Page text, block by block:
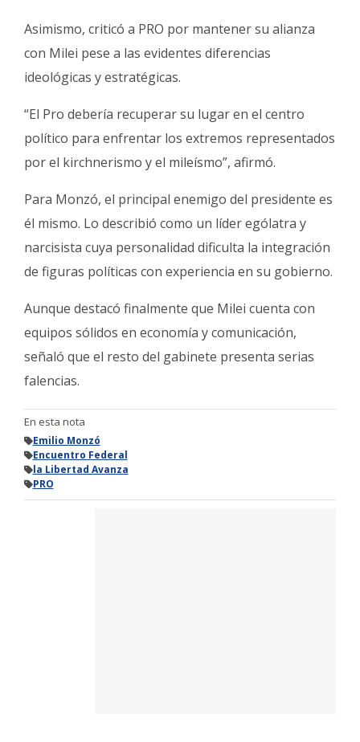
Asimismo, criticó a PRO por mantener su alianza
con Milei pese a las evidentes diferencias
ideológicas y estratégicas.
“El Pro debería recuperar su lugar en el centro
político para enfrentar los extremos representados
por el kirchnerismo y el mileísmo”, afirmó.
Para Monzó, el principal enemigo del presidente es
él mismo. Lo describió como un líder ególatra y
narcisista cuya personalidad dificulta la integración
de figuras políticas con experiencia en su gobierno.
Aunque destacó finalmente que Milei cuenta con
equipos sólidos en economía y comunicación,
señaló que el resto del gabinete presenta serias
falencias.
En esta nota
Emilio Monzó
Encuentro Federal
la Libertad Avanza
PRO